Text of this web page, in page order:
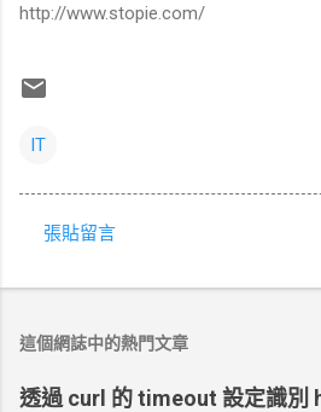
http://www.stopie.com/
IT
言
張貼留言
這個網誌中的熱門文章
透過 curl 的 timeout 設定識別